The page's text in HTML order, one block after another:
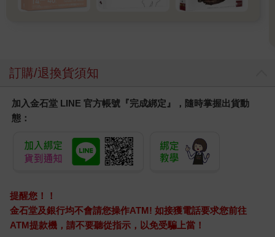
訂購/退換貨須知
加入金石堂 LINE 官方帳號『完成綁定』，隨時掌握出貨動
態：
提醒您！！
金石堂及銀行均不會請您操作ATM! 如接獲電話要求您前往
ATM提款機，請不要聽從指示，以免受騙上當！